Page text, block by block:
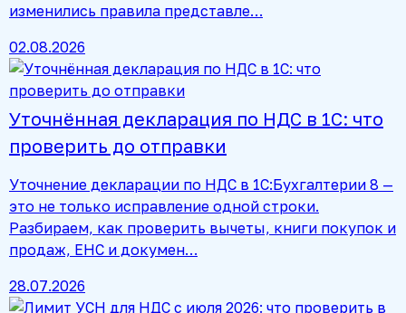
изменились правила представле…
02.08.2026
Уточнённая декларация по НДС в 1С: что
проверить до отправки
Уточнение декларации по НДС в 1С:Бухгалтерии 8 —
это не только исправление одной строки.
Разбираем, как проверить вычеты, книги покупок и
продаж, ЕНС и докумен…
28.07.2026